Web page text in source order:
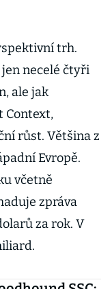
trh.
necelé čtyři
ale jak
Context,
růst. Většina z
Evropě.
včetně
zpráva
za rok. V